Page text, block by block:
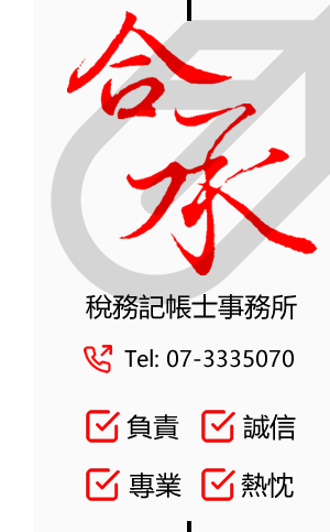
5
倍」！
國
局
案
例
深
度
析